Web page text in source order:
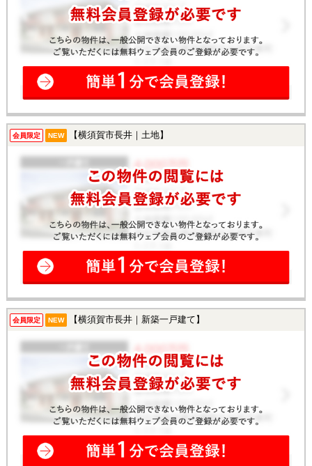
会員限定 NEW 【横須賀市長井｜土地】
会員限定 NEW 【横須賀市長井｜新築一戸建て】